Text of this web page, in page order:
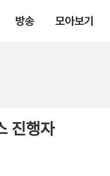
방송 모아보기
진행자